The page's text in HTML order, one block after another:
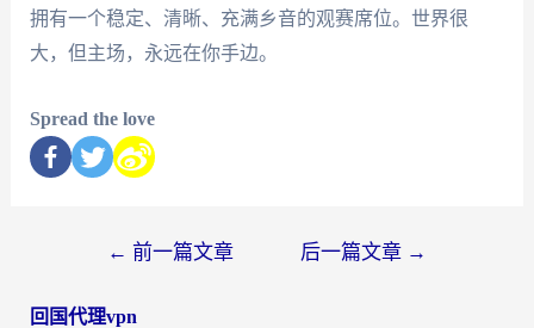
拥有一个稳定、清晰、充满乡音的观赛席位。世界很
大，但主场，永远在你手边。
Spread the love
← 前一篇文章 后一篇文章 →
回国代理vpn